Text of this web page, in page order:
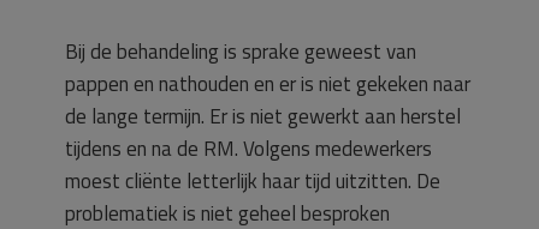
Bij de behandeling is sprake geweest van
pappen en nathouden en er is niet gekeken naar
de lange termijn. Er is niet gewerkt aan herstel
tijdens en na de RM. Volgens medewerkers
moest cliënte letterlijk haar tijd uitzitten. De
problematiek is niet geheel besproken